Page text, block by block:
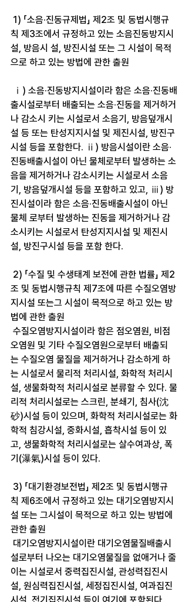
칙 제3조에서 규정하고 있는 소음진동방지시
설, 방음시 설, 방진시설 또는 그 시설이 목적
으로 하고 있는 방법에 관한 출원
출시설로부터 배출되는 소음·진동을 제거하거
나 감소시 키는 시설로서 소음기, 방음덮개시
설 등 또는 탄성지지시설 및 제진시설, 방진구
시설 등을 포함한다. ⅱ) 방음시설이란 소음·
진동배출시설이 아닌 물체로부터 발생하는 소
음을 제거하거나 감소시키는 시설로서 소음
기, 방음덮개시설 등을 포함하고 있고, ⅲ) 방
진시설이라 함은 소음·진동배출시설이 아닌
물체 로부터 발생하는 진동을 제거하거나 감
소시키는 시설로서 탄성지지시설 및 제진시
설, 방진구시설 등을 포함 한다.
조 및 동법시행규칙 제7조에 따른 수질오염방
지시설 또는그 시설이 목적으로 하고 있는 방
법에 관한 출원
오염원 및 기타 수질오염원으로부터 배출되
는 수질오염 물질을 제거하거나 감소하게 하
는 시설로서 물리적 처리시설, 화학적 처리시
설, 생물화학적 처리시설로 분류할 수 있다. 물
리적 처리시설로는 스크린, 분쇄기, 침사(沈
砂)시설 등이 있으며, 화학적 처리시설로는 화
학적 침강시설, 중화시설, 흡착시설 등이 있
고, 생물화학적 처리시설로는 살수여과상, 폭
기(瀑氣)시설 등이 있다.
칙 제6조에서 규정하고 있는 대기오염방지시
설 또는 그시설이 목적으로 하고 있는 방법에
관한 출원
설로부터 나오는 대기오염물질을 없애거나 줄
이는 시설로서 중력집진시설, 관성력집진시
설, 원심력집진시설, 세정집진시설, 여과집진